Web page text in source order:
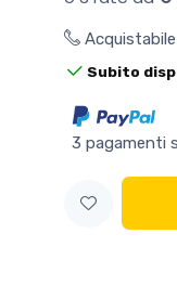
Subito
3 pagamenti